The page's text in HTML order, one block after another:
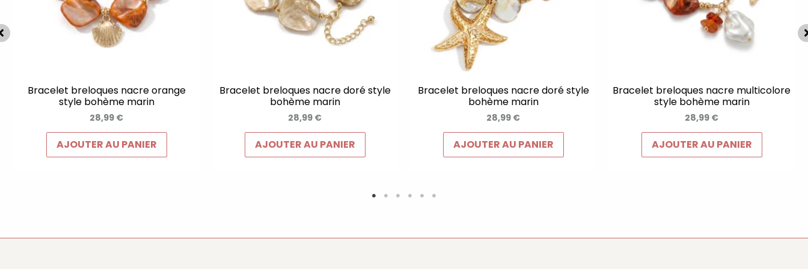
Bracelet breloques nacre orange
style bohème marin
28,99 €
AJOUTER AU PANIER
Bracelet breloques nacre doré style
bohème marin
28,99 €
AJOUTER AU PANIER
Bracelet breloques nacre doré style
bohème marin
28,99 €
AJOUTER AU PANIER
Bracelet breloques nacre multicolore
style bohème marin
28,99 €
AJOUTER AU PANIER